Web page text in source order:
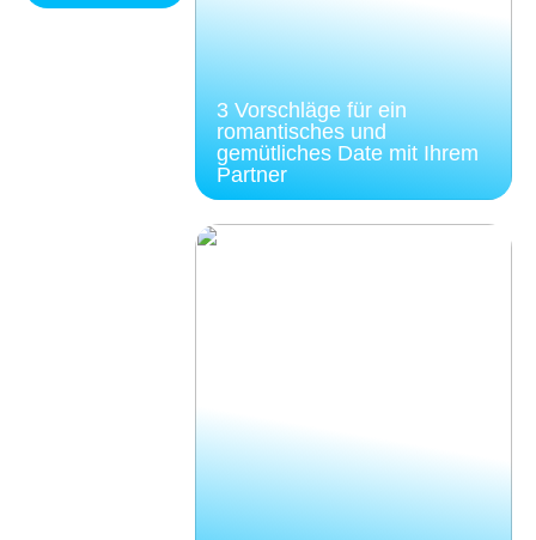
3 Vorschläge für ein
romantisches und
gemütliches Date mit Ihrem
Partner